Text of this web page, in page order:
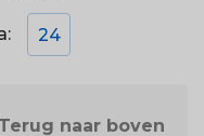
24